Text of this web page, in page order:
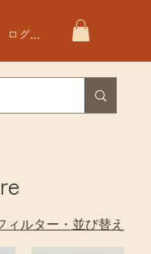
ログイン
ィルター・並び替え